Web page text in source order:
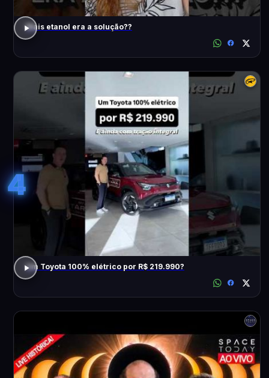
Mais etanol era a solução??
4
Um Toyota 100% elétrico por R$ 219.990?